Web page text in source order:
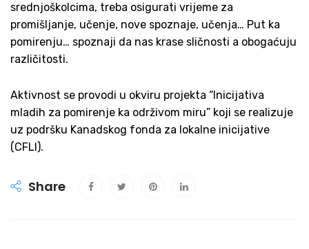
srednjoškolcima, treba osigurati vrijeme za
promišljanje, učenje, nove spoznaje, učenja… Put ka
pomirenju… spoznaji da nas krase sličnosti a obogaćuju
različitosti.
Aktivnost se provodi u okviru projekta “Inicijativa
mladih za pomirenje ka održivom miru” koji se realizuje
uz podršku Kanadskog fonda za lokalne inicijative
(CFLI).
Share